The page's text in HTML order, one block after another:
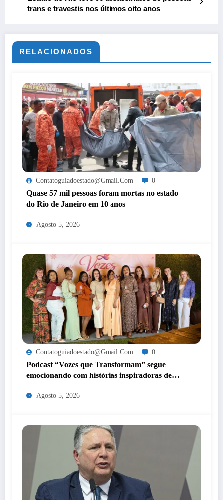
trans e travestis nos últimos oito anos
RELACIONADOS
Contatoguiadoestado@gmail.com 0
Quase 57 mil pessoas foram mortas no estado
do Rio de Janeiro em 10 anos
Agosto 5, 2026
Contatoguiadoestado@gmail.com 0
Podcast “Vozes que Transformam” segue
emocionando com histórias inspiradoras de
mulheres de Itaperuna
Agosto 5, 2026